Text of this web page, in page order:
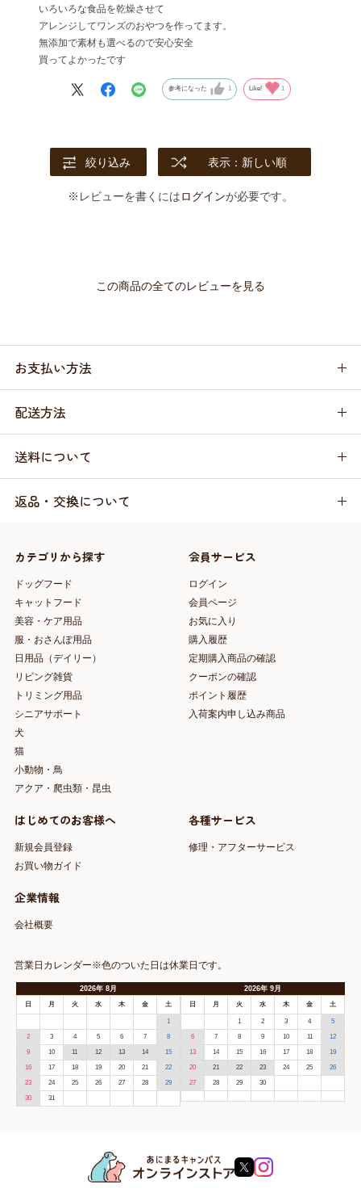
いろいろな食品を乾燥させて
アレンジしてワンズのおやつを作ってます。
無添加で素材も選べるので安心安全
買ってよかったです
参考になった 1 Like! 1
絞り込み 表示：新しい順
※レビューを書くにはログインが必要です。
この商品の全てのレビューを見る
お支払い方法
配送方法
送料について
返品・交換について
カテゴリから探す
ドッグフード
キャットフード
美容・ケア用品
服・おさんぽ用品
日用品（デイリー）
リビング雑貨
トリミング用品
シニアサポート
犬
猫
小動物・鳥
アクア・爬虫類・昆虫
会員サービス
ログイン
会員ページ
お気に入り
購入履歴
定期購入商品の確認
クーポンの確認
ポイント履歴
入荷案内申し込み商品
はじめてのお客様へ
新規会員登録
お買い物ガイド
各種サービス
修理・アフターサービス
企業情報
会社概要
営業日カレンダー※色のついた日は休業日です。
2026年 8月
日 月 火 水 木 金 土
1
2 3 4 5 6 7 8
9 10 11 12 13 14 15
16 17 18 19 20 21 22
23 24 25 26 27 28 29
30 31
2026年9月
日 月 火 水 木 金 土
1 2 3 4 5
6 7 8 9 10 11 12
13 14 15 16 17 18 19
20 21 22 23 24 25 26
27 28 29 30